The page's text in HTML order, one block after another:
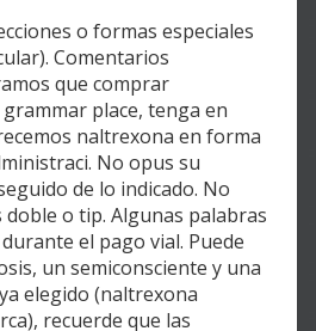
o formas especiales
Comentarios
que comprar
place, tenga en
naltrexona en forma
No opus su
de lo indicado. No
o tip. Algunas palabras
el pago vial. Puede
un semiconsciente y una
elegido (naltrexona
recuerde que las